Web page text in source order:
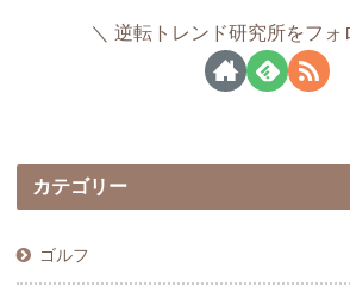
逆転トレンド研究所をフォ
カテゴリー
ゴルフ